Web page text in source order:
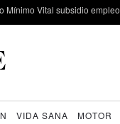
Mínimo Vital subsidio empleo
VIDA SANA MOTOR